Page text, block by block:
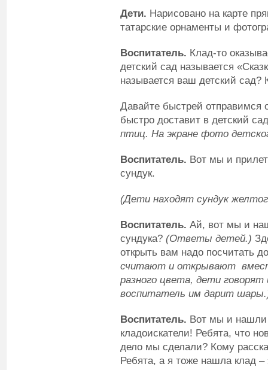
Дети. Нарисовано на карте
татарские орнаменты и
Воспитатель. Клад-то
детский сад называется
называется ваш детский сад?
Давайте быстрей отправимся
быстро доставит в детский
птиц. На экране фото
Воспитатель. Вот мы и
сундук.
(Дети находят сундук
Воспитатель. Ай, вот мы и
сундука? (Ответы детей.)
открыть вам надо посчитать
считают и открывают
разного цвета, дети
воспитатель им дарит
Воспитатель. Вот мы и нашли
кладоискатели! Ребята, что
дело мы сделали? Кому
Ребята, а я тоже нашла клад